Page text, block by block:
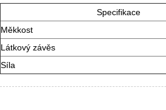
Specifikace
Měkkost
Látkový závěs
Síla